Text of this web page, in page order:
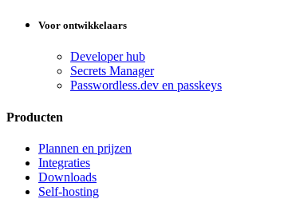
Voor ontwikkelaars
Developer hub
Secrets Manager
Passwordless.dev en passkeys
Producten
Plannen en prijzen
Integraties
Downloads
Self-hosting